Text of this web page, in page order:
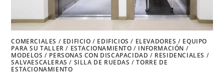
COMERCIALES / EDIFICIO / EDIFICIOS / ELEVADORES / EQUIPO
PARA SU TALLER / ESTACIONAMIENTO / INFORMACIÓN /
MODELOS / PERSONAS CON DISCAPACIDAD / RESIDENCIALES /
SALVAESCALERAS / SILLA DE RUEDAS /TORRE DE
ESTACIONAMIENTO